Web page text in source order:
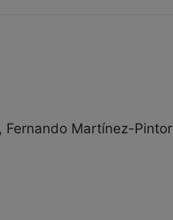
Fernando Martínez-Pintor